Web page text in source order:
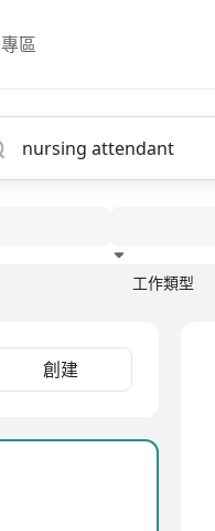
專區
工作類型
創建